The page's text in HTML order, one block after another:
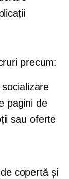
precum:
pagini de
sau oferte
copertă și